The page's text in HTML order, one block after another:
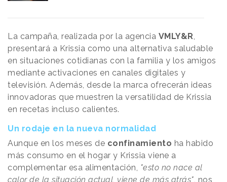
La campaña, realizada por la agencia VMLY&R,
presentará a Krissia como una alternativa saludable
en situaciones cotidianas con la familia y los amigos
mediante activaciones en canales digitales y
televisión. Además, desde la marca ofrecerán ideas
innovadoras que muestren la versatilidad de Krissia
en recetas incluso calientes.
Un rodaje en la nueva normalidad
Aunque en los meses de confinamiento ha habido
más consumo en el hogar y Krissia viene a
complementar esa alimentación, "esto no nace al
calor de la situación actual, viene de más atrás", nos